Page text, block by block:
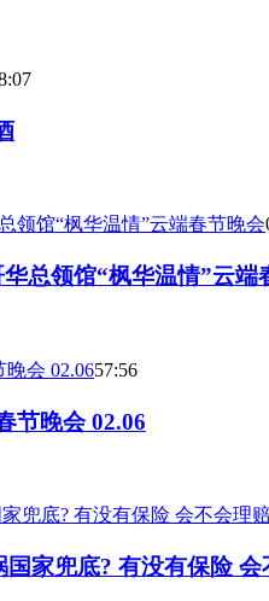
总领馆“枫华温情”云端
57:56
节晚会 02.06
家兜底? 有没有保险